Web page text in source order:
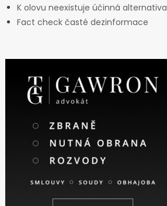
K olovu neexistuje účinná alternativa
Fact check časté dezinformace